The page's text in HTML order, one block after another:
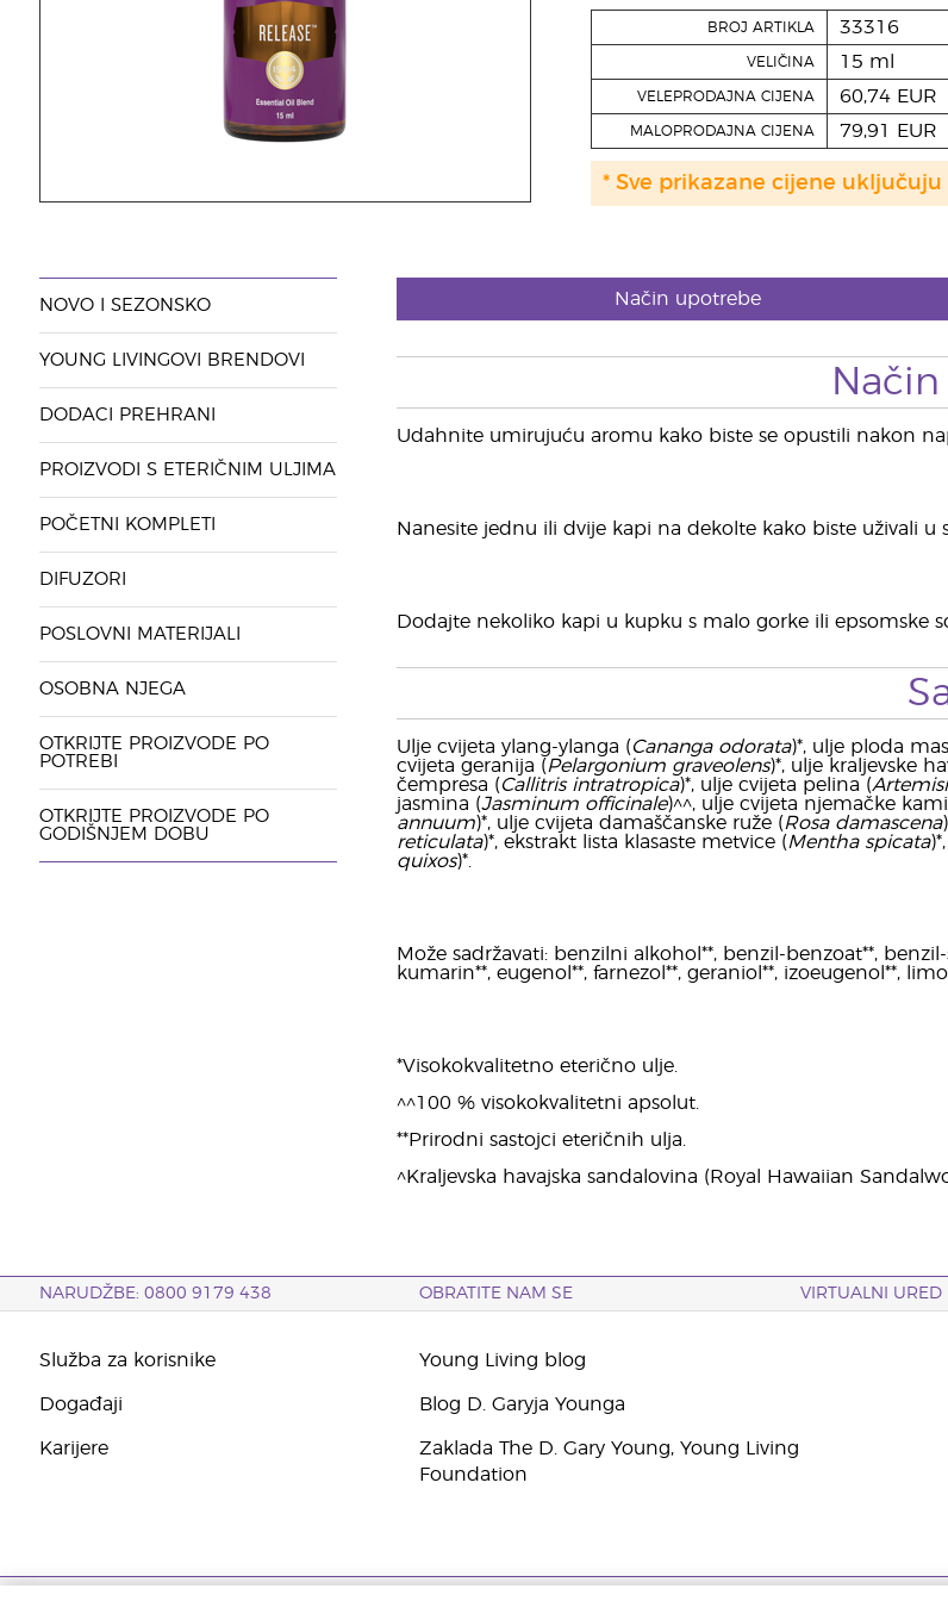
BROJ ARTIKLA 33316
VELIČINA 15 ml
VELEPRODAJNA CIJENA 60,74 EUR
MALOPRODAJNA CIJENA 79,91 EUR
* Sve prikazane cijene
NOVO I SEZONSKO
YOUNG LIVINGOVI BRENDOVI
DODACI PREHRANI
PROIZVODI S ETERIČNIM ULJIMA
POČETNI KOMPLETI
DIFUZORI
POSLOVNI MATERIJALI
OSOBNA NJEGA
OTKRIJTE PROIZVODE PO
POTREBI
OTKRIJTE PROIZVODE PO
GODIŠNJEM DOBU
Način upotrebe
Udahnite umirujuću aromu kako biste se opustili nakon
Nanesite jednu ili dvije kapi na dekolte kako biste uživali u
Dodajte nekoliko kapi u kupku s malo gorke ili epsomske
Ulje cvijeta ylang-ylanga (Cananga odorata)*, ulje ploda
cvijeta geranija (Pelargonium graveolens)*, ulje kraljevske
čempresa (Callitris intratropica)*, ulje cvijeta pelina (
jasmina (Jasminum officinale)^^, ulje cvijeta njemačke
annuum)*, ulje cvijeta damaščanske ruže (Rosa damascena
reticulata)*, ekstrakt lista klasaste metvice (Mentha spicata
quixos)*.
Može sadržavati: benzilni alkohol**, benzil-benzoat**,
kumarin**, eugenol**, farnezol**, geraniol**, izoeugenol**,
*Visokokvalitetno eterično ulje.
^^100 % visokokvalitetni apsolut.
**Prirodni sastojci eteričnih ulja.
^Kraljevska havajska sandalovina (Royal Hawaiian
NARUDŽBE: 0800 9179 438 OBRATITE NAM SE VIRTUALNI URED
Služba za korisnike
Događaji
Karijere
Young Living blog
Blog D. Garyja Younga
Zaklada The D. Gary Young, Young Living
Foundation